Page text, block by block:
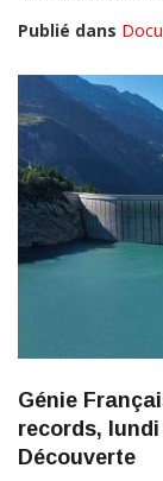
Publié dans
Génie
records, lundi
Découverte